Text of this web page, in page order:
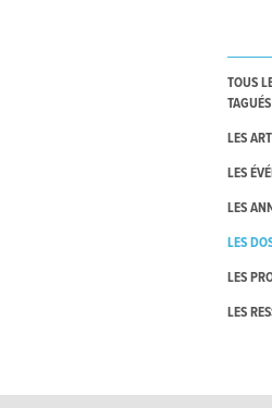
TOUS
TAGUÉS
LES
LES
LES
LES
LES
LES